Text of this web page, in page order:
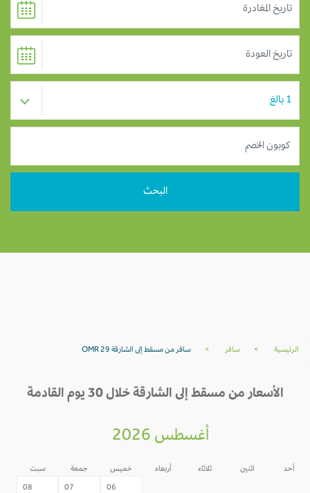
الرئيسية سافر سافر من مسقط إلى الشارقة OMR 29
الأسعار من مسقط إلى الشارقة خلال 30 يوم القادمة
أغسطس 2026
أحد اثنين ثلاثاء أربعاء خميس جمعة سبت